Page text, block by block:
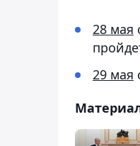
28 мая
29 мая